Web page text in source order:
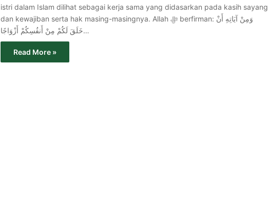
istri dalam Islam dilihat sebagai kerja sama yang didasarkan pada kasih sayang
dan kewajiban serta hak masing-masingnya. Allah ﷻ berfirman: وَمِنْ آيَاتِهِ أَنْ
خَلَقَ لَكُمْ مِنْ أَنفُسِكُمْ أَزْوَاجًا…
Read More »